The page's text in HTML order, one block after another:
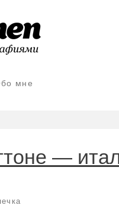
мне
—